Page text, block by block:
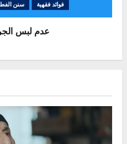
سنن فوائد فقهية
عدم لبس